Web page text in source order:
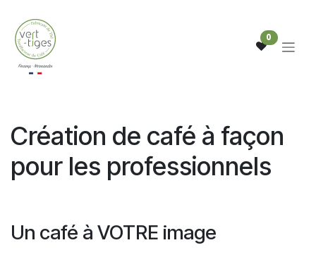
0
Création de café à façon
pour les professionnels
Un café à VOTRE image